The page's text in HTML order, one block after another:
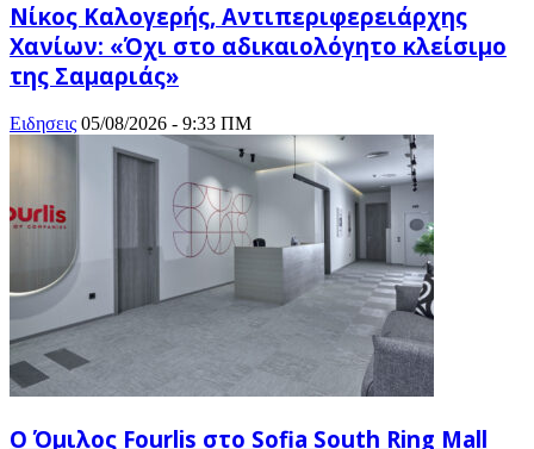
Νίκος Καλογερής, Αντιπεριφερειάρχης
Χανίων: «Όχι στο αδικαιολόγητο κλείσιμο
της Σαμαριάς»
Ειδησεις 05/08/2026 - 9:33 ΠΜ
Ο Όμιλος Fourlis στο Sofia South Ring Mall